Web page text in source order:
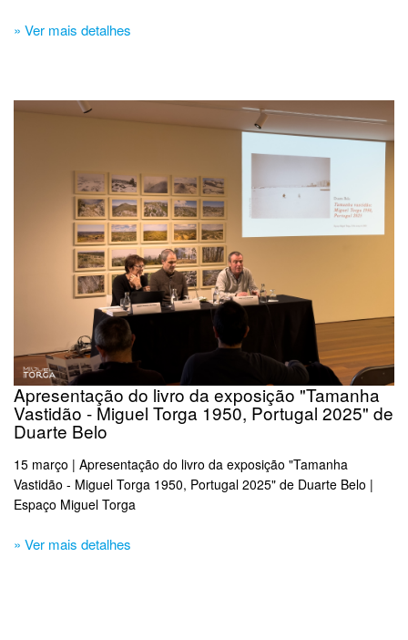
» Ver mais detalhes
Apresentação do livro da exposição "Tamanha
Vastidão - Miguel Torga 1950, Portugal 2025" de
Duarte Belo
15 março | Apresentação do livro da exposição "Tamanha
Vastidão - Miguel Torga 1950, Portugal 2025" de Duarte Belo |
Espaço Miguel Torga
» Ver mais detalhes